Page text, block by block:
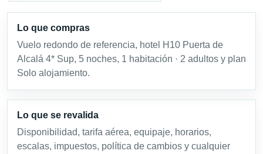
Lo que compras
Vuelo redondo de referencia, hotel H10 Puerta de
Alcalá 4* Sup, 5 noches, 1 habitación · 2 adultos y plan
Solo alojamiento.
Lo que se revalida
Disponibilidad, tarifa aérea, equipaje, horarios,
escalas, impuestos, política de cambios y cualquier